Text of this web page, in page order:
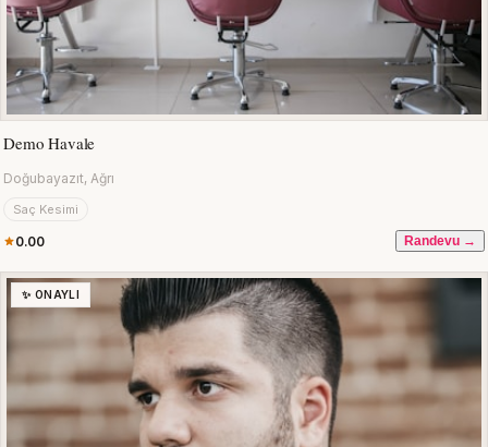
Demo Havale
Doğubayazıt, Ağrı
Saç Kesimi
0.00 Randevu →
✨ ONAYLI